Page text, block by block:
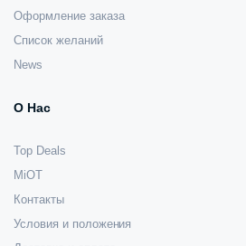
Оформление заказа
Список желаний
News
О Нас
Top Deals
MiOT
Контакты
Условия и положения